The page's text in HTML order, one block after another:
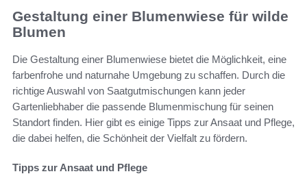
Gestaltung einer Blumenwiese für wilde
Blumen
Die Gestaltung einer Blumenwiese bietet die Möglichkeit, eine
farbenfrohe und naturnahe Umgebung zu schaffen. Durch die
richtige Auswahl von Saatgutmischungen kann jeder
Gartenliebhaber die passende Blumenmischung für seinen
Standort finden. Hier gibt es einige Tipps zur Ansaat und Pflege,
die dabei helfen, die Schönheit der Vielfalt zu fördern.
Tipps zur Ansaat und Pflege